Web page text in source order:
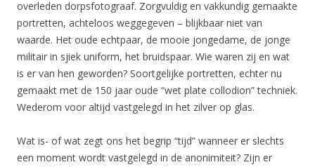
overleden dorpsfotograaf. Zorgvuldig en vakkundig gemaakte
portretten, achteloos weggegeven – blijkbaar niet van
waarde. Het oude echtpaar, de mooie jongedame, de jonge
militair in sjiek uniform, het bruidspaar. Wie waren zij en wat
is er van hen geworden? Soortgelijke portretten, echter nu
gemaakt met de 150 jaar oude “wet plate collodion” techniek.
Wederom voor altijd vastgelegd in het zilver op glas.
Wat is- of wat zegt ons het begrip “tijd” wanneer er slechts
een moment wordt vastgelegd in de anonimiteit? Zijn er